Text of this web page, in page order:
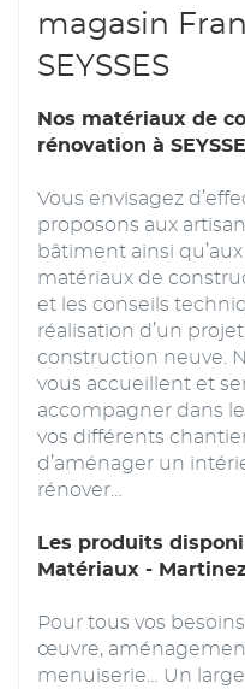
magasin
SEYSSES
Nos matériaux de
rénovation à
Vous envisagez
proposons aux
bâtiment ainsi
matériaux de
et les conseils
réalisation d’un
construction neuve.
vous accueillent et
accompagner dans
vos différents
d’aménager un
rénover…
Les produits
Matériaux -
Pour tous vos
œuvre,
menuiserie… Un